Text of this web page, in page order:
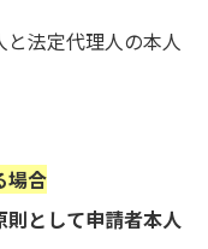
法定代理人の本人
場合
則として申請者本人